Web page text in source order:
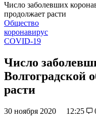
Число заболевших
продолжает расти
Общество
коронавирус
СОVID-19
Число
Волгоградской
расти
30 ноября 2020 12:25